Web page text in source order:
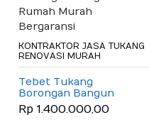
KONTRAKTOR JASA TUKANG
RENOVASI MURAH
Tebet Tukang
Borongan Bangun
Rumah Murah
Bergaransi
Rp 1.400.000,00